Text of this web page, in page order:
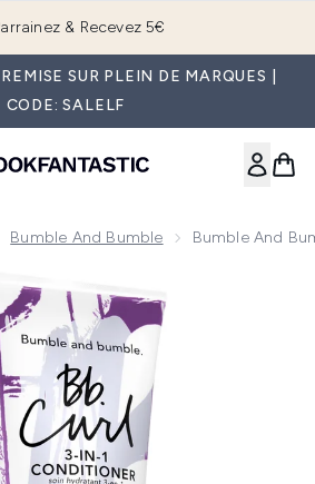
& Recevez 5€
SUR PLEIN DE MARQUES |
CODE: SALELF
Bumble And Bumble Bumble And
and bumble Curl Après-